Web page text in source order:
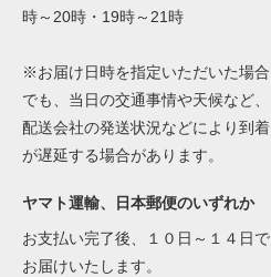
時～20時・19時～21時
※お届け日時を指定いただいた場合
でも、当日の交通事情や天候など、
配送会社の発送状況などにより到着
が遅延する場合があります。
ヤマト運輸、日本郵便のいずれか
お支払い完了後、１０日～１４日で
お届けいたします。